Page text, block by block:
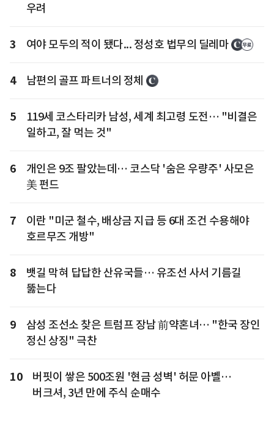
우려
3 여야 모두의 적이 됐다... 정성호 법무의 딜레마
4 남편의 골프 파트너의 정체
5
119세 코스타리카 남성, 세계 최고령 도전… "비결은
일하고, 잘 먹는 것"
6
개인은 9조 팔았는데… 코스닥 '숨은 우량주' 사모은
美 펀드
7
이란 "미군 철수, 배상금 지급 등 6대 조건 수용해야
호르무즈 개방"
8
뱃길 막혀 답답한 산유국들… 유조선 사서 기름길
뚫는다
9
삼성 조선소 찾은 트럼프 장남 前약혼녀… "한국 장인
정신 상징" 극찬
10
버핏이 쌓은 500조원 '현금 성벽' 허문 아벨…
버크셔, 3년 만에 주식 순매수